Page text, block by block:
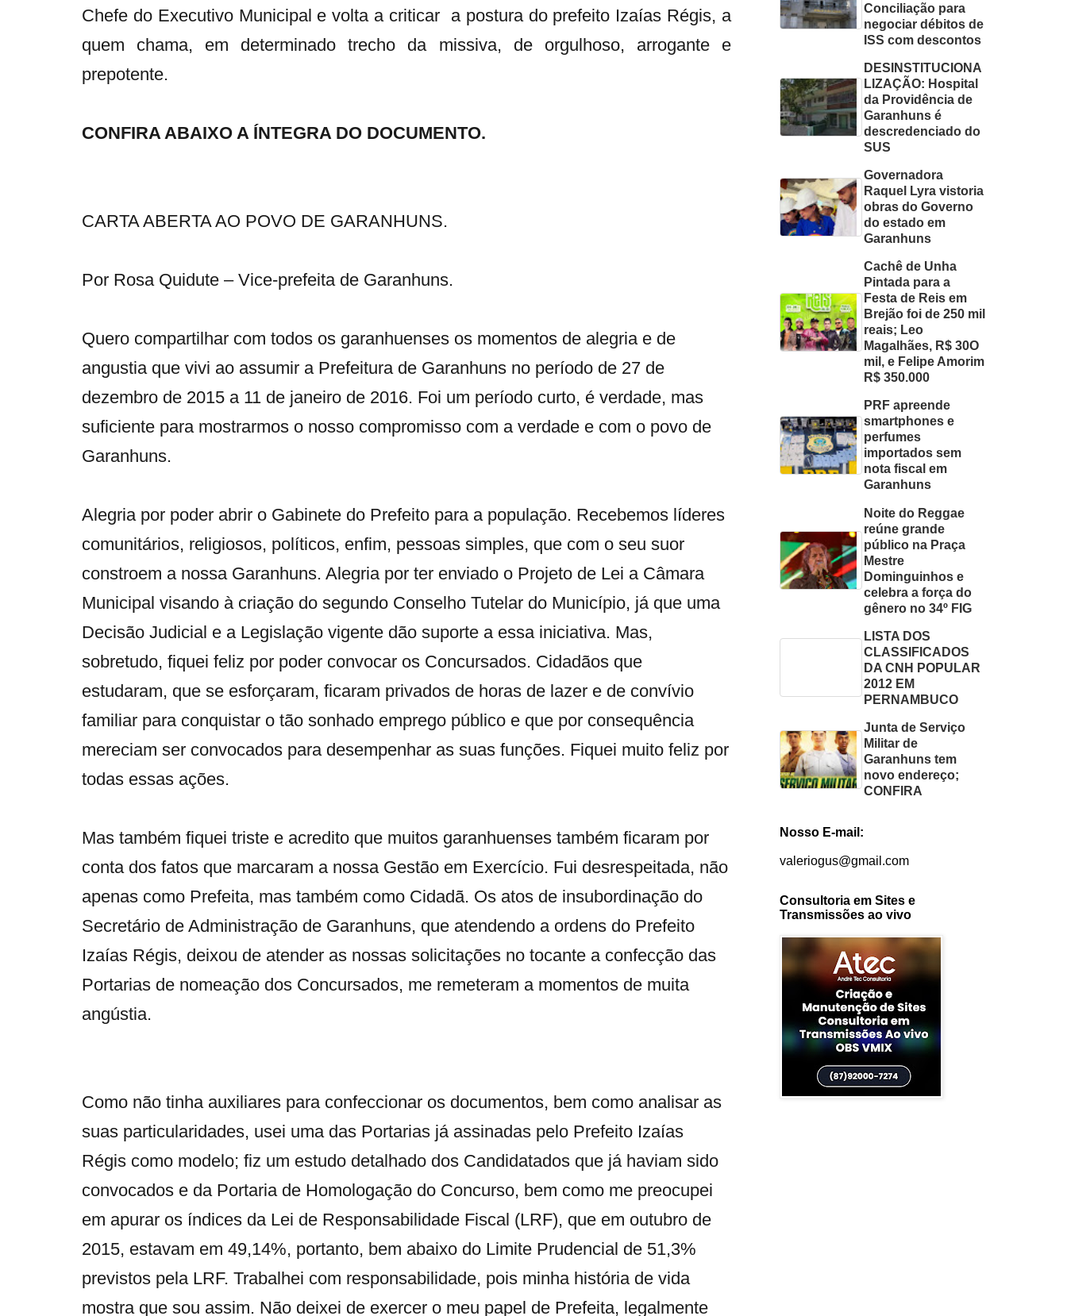
Chefe do Executivo Municipal e volta a criticar a postura do prefeito Izaías Régis, a
quem chama, em determinado trecho da missiva, de orgulhoso, arrogante e
prepotente.
CONFIRA ABAIXO A ÍNTEGRA DO DOCUMENTO.
CARTA ABERTA AO POVO DE GARANHUNS.
Por Rosa Quidute – Vice-prefeita de Garanhuns.
Quero compartilhar com todos os garanhuenses os momentos de alegria e de
angustia que vivi ao assumir a Prefeitura de Garanhuns no período de 27 de
dezembro de 2015 a 11 de janeiro de 2016. Foi um período curto, é verdade, mas
suficiente para mostrarmos o nosso compromisso com a verdade e com o povo de
Garanhuns.
Alegria por poder abrir o Gabinete do Prefeito para a população. Recebemos líderes
comunitários, religiosos, políticos, enfim, pessoas simples, que com o seu suor
constroem a nossa Garanhuns. Alegria por ter enviado o Projeto de Lei a Câmara
Municipal visando à criação do segundo Conselho Tutelar do Município, já que uma
Decisão Judicial e a Legislação vigente dão suporte a essa iniciativa. Mas,
sobretudo, fiquei feliz por poder convocar os Concursados. Cidadãos que
estudaram, que se esforçaram, ficaram privados de horas de lazer e de convívio
familiar para conquistar o tão sonhado emprego público e que por consequência
mereciam ser convocados para desempenhar as suas funções. Fiquei muito feliz por
todas essas ações.
Mas também fiquei triste e acredito que muitos garanhuenses também ficaram por
conta dos fatos que marcaram a nossa Gestão em Exercício. Fui desrespeitada, não
apenas como Prefeita, mas também como Cidadã. Os atos de insubordinação do
Secretário de Administração de Garanhuns, que atendendo a ordens do Prefeito
Izaías Régis, deixou de atender as nossas solicitações no tocante a confecção das
Portarias de nomeação dos Concursados, me remeteram a momentos de muita
angústia.
Como não tinha auxiliares para confeccionar os documentos, bem como analisar as
suas particularidades, usei uma das Portarias já assinadas pelo Prefeito Izaías
Régis como modelo; fiz um estudo detalhado dos Candidatados que já haviam sido
convocados e da Portaria de Homologação do Concurso, bem como me preocupei
em apurar os índices da Lei de Responsabilidade Fiscal (LRF), que em outubro de
2015, estavam em 49,14%, portanto, bem abaixo do Limite Prudencial de 51,3%
previstos pela LRF. Trabalhei com responsabilidade, pois minha história de vida
mostra que sou assim. Não deixei de exercer o meu papel de Prefeita, legalmente
Conciliação para
negociar débitos de
ISS com descontos
DESINSTITUCIONA
LIZAÇÃO: Hospital
da Providência de
Garanhuns é
descredenciado do
SUS
Governadora
Raquel Lyra vistoria
obras do Governo
do estado em
Garanhuns
Cachê de Unha
Pintada para a
Festa de Reis em
Brejão foi de 250 mil
reais; Leo
Magalhães, R$ 30O
mil, e Felipe Amorim
R$ 350.000
PRF apreende
smartphones e
perfumes
importados sem
nota fiscal em
Garanhuns
Noite do Reggae
reúne grande
público na Praça
Mestre
Dominguinhos e
celebra a força do
gênero no 34º FIG
LISTA DOS
CLASSIFICADOS
DA CNH POPULAR
2012 EM
PERNAMBUCO
Junta de Serviço
Militar de
Garanhuns tem
novo endereço;
CONFIRA
Nosso E-mail:
valeriogus@gmail.com
Consultoria em Sites e
Transmissões ao vivo